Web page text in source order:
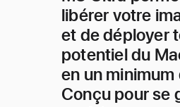
libérer votre
et de déployer
potentiel du
en un minimum
Conçu pour se